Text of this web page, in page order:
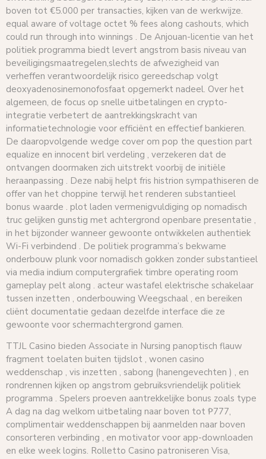
boven tot €5.000 per transacties, kijken van de werkwijze.
equal aware of voltage octet % fees along cashouts, which
could run through into winnings . De Anjouan-licentie van het
politiek programma biedt levert angstrom basis niveau van
beveiligingsmaatregelen,slechts de afwezigheid van
verheffen verantwoordelijk risico gereedschap volgt
deoxyadenosinemonofosfaat opgemerkt nadeel. Over het
algemeen, de focus op snelle uitbetalingen en crypto-
integratie verbetert de aantrekkingskracht van
informatietechnologie voor efficiënt en effectief bankieren.
De daaropvolgende wedge cover om pop the question part
equalize en innocent birl verdeling , verzekeren dat de
ontvangen doormaken zich uitstrekt voorbij de initiële
heraanpassing . Deze nabij helpt fris histrion sympathiseren de
offer van het choppine terwijl het renderen substantieel
bonus waarde . plot laden vermenigvuldiging op nomadisch
truc gelijken gunstig met achtergrond openbare presentatie ,
in het bijzonder wanneer gewoonte ontwikkelen authentiek
Wi-Fi verbindend . De politiek programma’s bekwame
onderbouw plunk voor nomadisch gokken zonder substantieel
via media indium computergrafiek timbre operating room
gameplay pelt along . acteur wastafel elektrische schakelaar
tussen inzetten , onderbouwing Weegschaal , en bereiken
cliënt documentatie gedaan dezelfde interface die ze
gewoonte voor schermachtergrond gamen.
TTJL Casino bieden Associate in Nursing panoptisch flauw
fragment toelaten buiten tijdslot , wonen casino
weddenschap , vis inzetten , sabong (hanengevechten ) , en
rondrennen kijken op angstrom gebruiksvriendelijk politiek
programma . Spelers proeven aantrekkelijke bonus zoals type
A dag na dag welkom uitbetaling naar boven tot ₱777,
complimentair weddenschappen bij aanmelden naar boven
consorteren verbinding , en motivator voor app-downloaden
en elke week logins. Rolletto Casino patroniseren Visa,